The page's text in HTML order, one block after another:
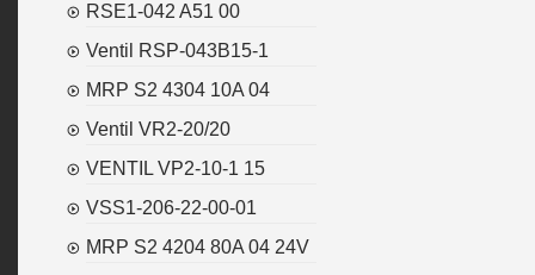
RSE1-042 A51 00
Ventil RSP-043B15-1
MRP S2 4304 10A 04
Ventil VR2-20/20
VENTIL VP2-10-1 15
VSS1-206-22-00-01
MRP S2 4204 80A 04 24V